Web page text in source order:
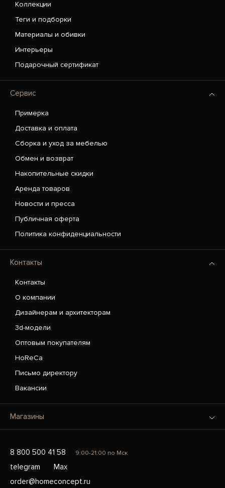
Коллекции
Теги и подборки
Материалы и обивки
Интерьеры
Подарочный сертификат
Сервис
Примерка
Доставка и оплата
Сборка и уход за мебелью
Обмен и возврат
Накопительные скидки
Аренда товаров
Новости и пресса
Публичная оферта
Политика конфиденциальности
Контакты
Контакты
О компании
Дизайнерам и архитекторам
3d-модели
Оптовым покупателям
HoReCa
Письмо директору
Вакансии
Магазины
8 800 500 41 58 9:00-21:00 по Мск
telegram
Max
order@homeconcept.ru